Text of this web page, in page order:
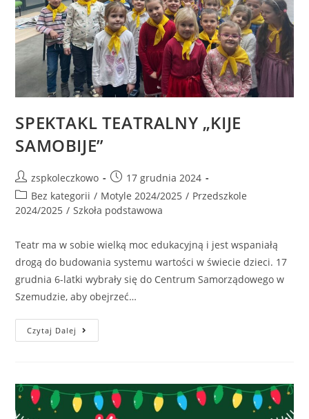
SPEKTAKL TEATRALNY „KIJE
SAMOBIJE”
zspkoleczkowo
17 grudnia 2024
Bez kategorii / Motyle 2024/2025 / Przedszkole
2024/2025 / Szkoła podstawowa
Teatr ma w sobie wielką moc edukacyjną i jest wspaniałą
drogą do budowania systemu wartości w świecie dzieci. 17
grudnia 6-latki wybrały się do Centrum Samorządowego w
Szemudzie, aby obejrzeć…
Czytaj Dalej